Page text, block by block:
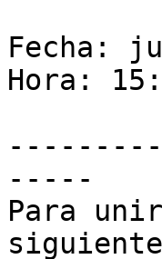
Fecha:
Hora:
-----
Para